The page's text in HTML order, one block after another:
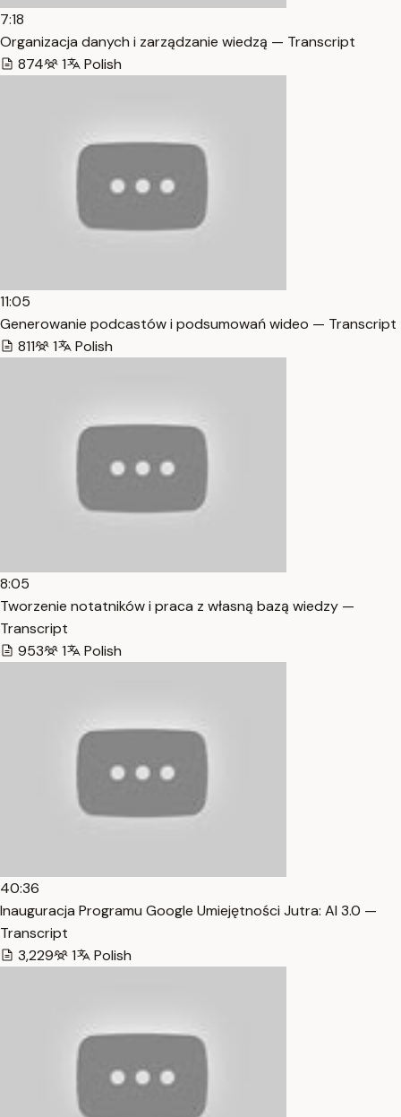
7:18
Organizacja danych i zarządzanie wiedzą — Transcript
874
1 Polish
11:05
Generowanie podcastów i podsumowań wideo — Transcript
811
1 Polish
8:05
Tworzenie notatników i praca z własną bazą wiedzy —
Transcript
953
1 Polish
40:36
Inauguracja Programu Google Umiejętności Jutra: AI 3.0 —
Transcript
3,229
1 Polish